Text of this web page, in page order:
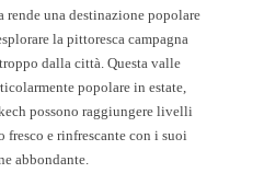
una destinazione popolare
la pittoresca campagna
dalla città. Questa valle
popolare in estate,
possono raggiungere livelli
e rinfrescante con i suoi
abbondante.